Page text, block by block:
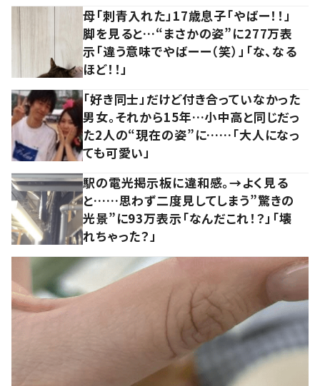
母「刺青入れた」17歳息子「やばー！！」
脚を見ると…“まさかの姿”に277万表
示「違う意味でやばーー（笑）」「な、なる
ほど！！」
「好き同士」だけど付き合っていなかった
男女。それから15年…小中高と同じだっ
た2人の“現在の姿”に……「大人になっ
ても可愛い」
駅の電光掲示板に違和感。→よく見る
と……思わず二度見してしまう”驚きの
光景”に93万表示「なんだこれ！？」「壊
れちゃった？」